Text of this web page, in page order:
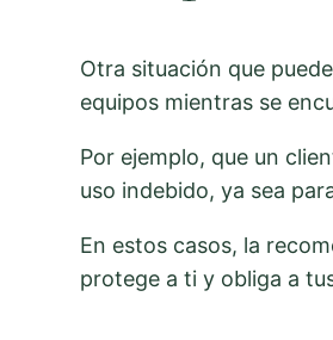
Otra situación que
equipos mientras se
Por ejemplo, que un
uso indebido, ya sea
En estos casos, la
protege a ti y obliga a